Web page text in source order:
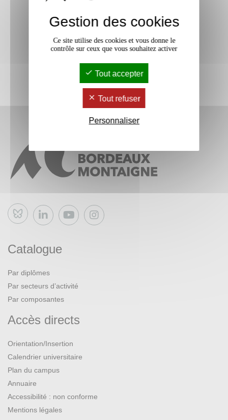
Bluesky
Catalogue
Par diplômes
Par secteurs d’activité
Par composantes
Accès directs
Orientation/Insertion
Calendrier universitaire
Plan du campus
Annuaire
Accessibilité : non conforme
Mentions légales
Gestion des cookies
Ce site utilise des cookies et vous donne le
contrôle sur ceux que vous souhaitez activer
Tout accepter
Tout refuser
Personnaliser